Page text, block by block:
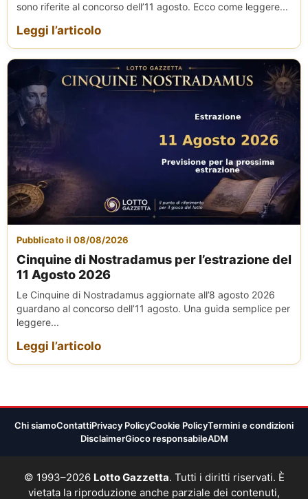
sono riferite al concorso dell’11 agosto. Ecco come leggere...
Leggi l’articolo
Pubblicato il 08/08/2026
Cinquine di Nostradamus per l’estrazione del
11 Agosto 2026
Le Cinquine di Nostradamus aggiornate all’8 agosto 2026
guardano al concorso dell’11 agosto. Una guida semplice per
leggere...
Leggi l’articolo
Chi siamoContattiPrivacy PolicyCookie PolicyTermini e condizioni
DisclaimerGioco responsabileADM
© 1993–2026 Lotto Gazzetta. Tutti i diritti riservati. È
vietata la riproduzione anche parziale dei contenuti,